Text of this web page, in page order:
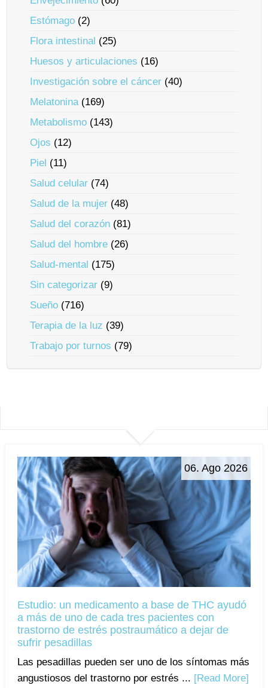
Estómago (2)
Flora intestinal (25)
Huesos y articulaciones (16)
Investigación sobre el cáncer (40)
Melatonina(169)
Metabolismo (143)
Ojos (12)
Piel (11)
Salud celular (74)
Salud de la mujer (48)
Salud del corazón (81)
Salud del hombre (26)
Salud-mental (175)
Sin categorizar (9)
Sueño (716)
Terapia de la luz (39)
Trabajo por turnos (79)
06. Ago 2026
Estudio: un medicamento a base de THC ayudó
a más de uno de cada tres pacientes con
trastorno de estrés postraumático a dejar de
sufrir pesadillas
Las pesadillas pueden ser uno de los síntomas más
angustiosos del trastorno por estrés ... [Read More]